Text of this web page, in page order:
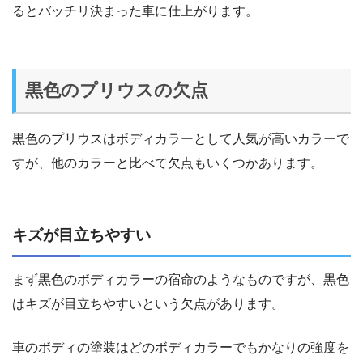
るとバッチリ決まった車に仕上がります。
黒色のプリウスの欠点
黒色のプリウスはボディカラーとして人気が高いカラーで
すが、他のカラーと比べて欠点もいくつかあります。
キズが目立ちやすい
まず黒色のボディカラーの宿命のようなものですが、黒色
はキズが目立ちやすいという欠点があります。
車のボディの塗装はどのボディカラーでもかなりの強度を